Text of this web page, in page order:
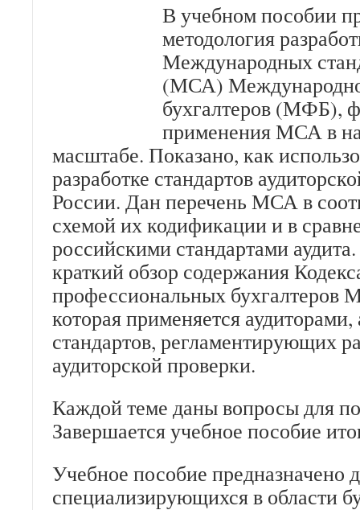
В учебном пособии
методология
Международных
(МСА)
бухгалтеров (МФБ),
применения МСА в
масштабе. Показано, как
разработке стандартов
России. Дан перечень МСА в
схемой их кодификации и в
российскими стандартами
краткий обзор содержания
профессиональных бухгалтеров
которая применяется
стандартов, регламентирующих
аудиторской проверки.
Каждой теме даны вопросы для
Завершается учебное пособие
Учебное пособие предназначено
специализирующихся в области